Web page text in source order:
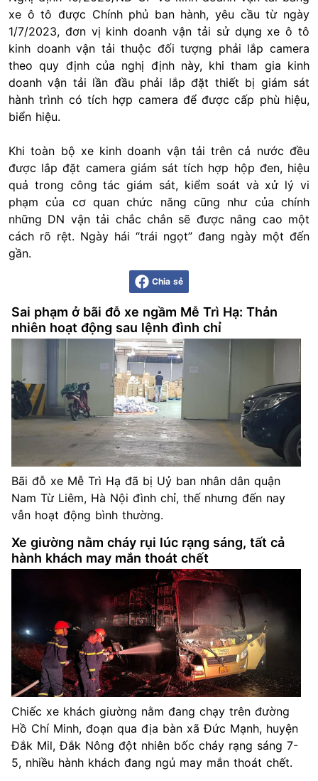
xe ô tô được Chính phủ ban hành, yêu cầu từ ngày
1/7/2023, đơn vị kinh doanh vận tải sử dụng xe ô tô
kinh doanh vận tải thuộc đối tượng phải lắp camera
theo quy định của nghị định này, khi tham gia kinh
doanh vận tải lần đầu phải lắp đặt thiết bị giám sát
hành trình có tích hợp camera để được cấp phù hiệu,
biển hiệu.
Khi toàn bộ xe kinh doanh vận tải trên cả nước đều
được lắp đặt camera giám sát tích hợp hộp đen, hiệu
quả trong công tác giám sát, kiểm soát và xử lý vi
phạm của cơ quan chức năng cũng như của chính
những DN vận tải chắc chắn sẽ được nâng cao một
cách rõ rệt. Ngày hái “trái ngọt” đang ngày một đến
gần.
Chia sẻ
Sai phạm ở bãi đỗ xe ngầm Mễ Trì Hạ: Thản
nhiên hoạt động sau lệnh đình chỉ
Bãi đỗ xe Mễ Trì Hạ đã bị Uỷ ban nhân dân quận
Nam Từ Liêm, Hà Nội đình chỉ, thế nhưng đến nay
vẫn hoạt động bình thường.
Xe giường nằm cháy rụi lúc rạng sáng, tất cả
hành khách may mắn thoát chết
Chiếc xe khách giường nằm đang chạy trên đường
Hồ Chí Minh, đoạn qua địa bàn xã Đức Mạnh, huyện
Đắk Mil, Đắk Nông đột nhiên bốc cháy rạng sáng 7-
5, nhiều hành khách đang ngủ may mắn thoát chết.